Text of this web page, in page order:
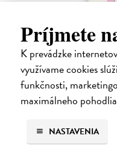
Príjmete
K prevádzke
využívame cookies
funkčnosti,
maximálneho
NASTAVENIA
10 omylov,
Coulter Paul| Kniha
dejín. Kniha 10 omylov,
osviežujúci výber
raz to bol…